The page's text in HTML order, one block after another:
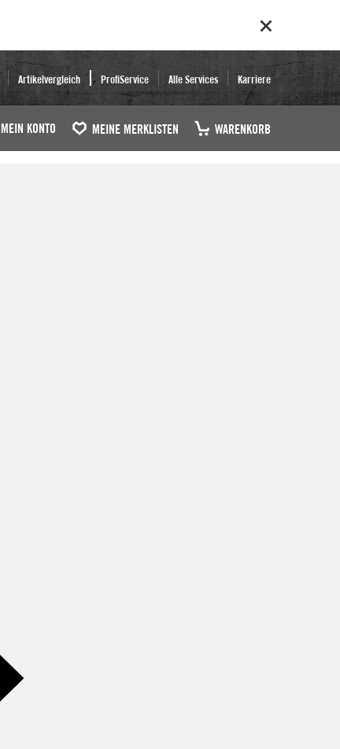
Artikelvergleich ProfiService Alle Services Karriere
MEIN KONTO MEINE MERKLISTEN WARENKORB